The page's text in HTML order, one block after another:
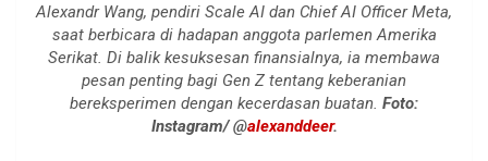
Alexandr Wang, pendiri Scale AI dan Chief AI Officer Meta,
saat berbicara di hadapan anggota parlemen Amerika
Serikat. Di balik kesuksesan finansialnya, ia membawa
pesan penting bagi Gen Z tentang keberanian
bereksperimen dengan kecerdasan buatan. Foto:
Instagram/ @alexanddeer.